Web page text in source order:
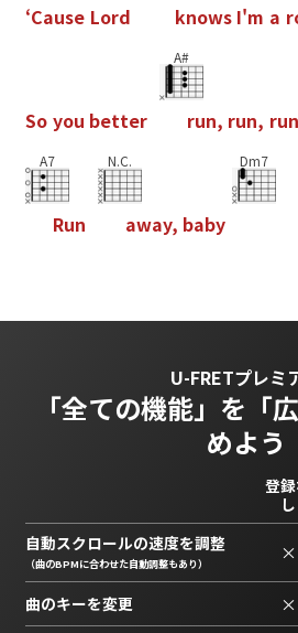
‘Cause Lord knows I'm a r
So you better
A#
run, run, run
A7
Run
N.C.
away, baby
Dm7
U-FRETプレミ
「全ての機能」を 「
めよう
登
し
自動スクロールの速度を調整
（曲のBPMに合わせた自動調整もあり） ×
曲のキーを変更 ×